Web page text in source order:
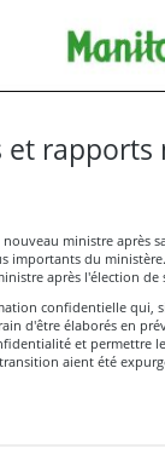
et
ministre après
importants du
après l'élection de
confidentielle qui,
d'être élaborés en
et permettre
aient été